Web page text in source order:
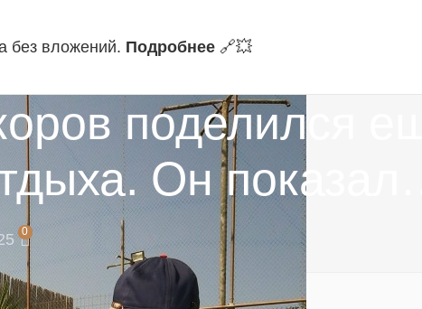
без вложений. Подробнее 🔗‍💥
поделился
Он показал…
0
эксклюзивные материалы!